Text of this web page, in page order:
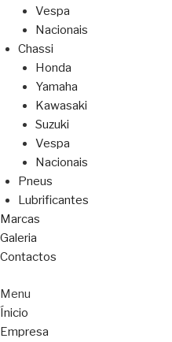
Vespa
Nacionais
Chassi
Honda
Yamaha
Kawasaki
Suzuki
Vespa
Nacionais
Pneus
Lubrificantes
Marcas
Galeria
Contactos
Menu
Ínicio
Empresa